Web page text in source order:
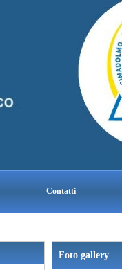
Contatti
Foto gallery